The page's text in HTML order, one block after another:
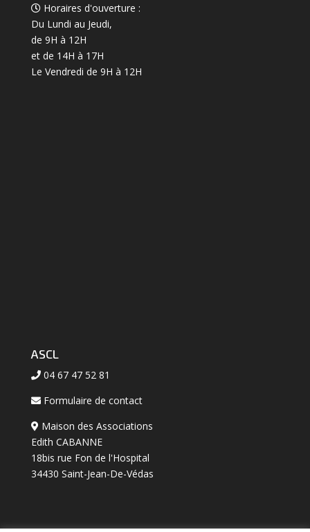
Horaires d'ouverture :
Du Lundi au Jeudi,
de 9H à 12H
et de 14H à 17H
Le Vendredi de 9H à 12H
ASCL
04 67 47 52 81
Formulaire de contact
Maison des Associations
Edith CABANNE
18bis rue Fon de l'Hospital
34430 Saint-Jean-De-Védas